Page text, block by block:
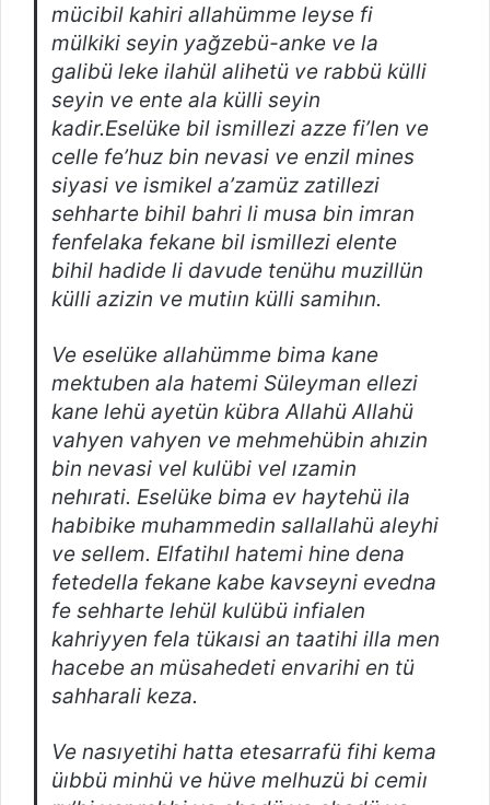
mücibil kahiri allahümme leyse fi
mülkiki seyin yağzebü-anke ve la
galibü leke ilahül alihetü ve rabbü külli
seyin ve ente ala külli seyin
kadir.Eselüke bil ismillezi azze fi’len ve
celle fe’huz bin nevasi ve enzil mines
siyasi ve ismikel a’zamüz zatillezi
sehharte bihil bahri li musa bin imran
fenfelaka fekane bil ismillezi elente
bihil hadide li davude tenühu muzillün
külli azizin ve mutiın külli samihın.
Ve eselüke allahümme bima kane
mektuben ala hatemi Süleyman ellezi
kane lehü ayetün kübra Allahü Allahü
vahyen vahyen ve mehmehübin ahızin
bin nevasi vel kulübi vel ızamin
nehırati. Eselüke bima ev haytehü ila
habibike muhammedin sallallahü aleyhi
ve sellem. Elfatihıl hatemi hine dena
fetedella fekane kabe kavseyni evedna
fe sehharte lehül kulübü infialen
kahriyyen fela tükaısi an taatihi illa men
hacebe an müsahedeti envarihi en tü
sahharali keza.
Ve nasıyetihi hatta etesarrafü fihi kema
üıbbü minhü ve hüve melhuzü bi cemiı